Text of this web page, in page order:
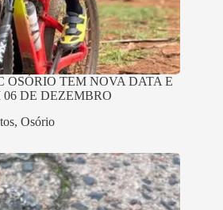
OSÓRIO TEM NOVA DATA E
DE DEZEMBRO
, Osório